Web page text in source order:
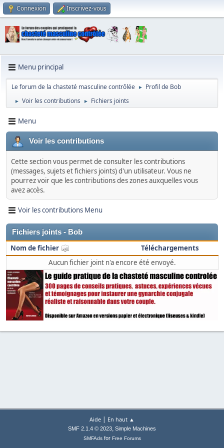
Connexion Inscrivez-vous
Menu principal
Le forum de la chasteté masculine contrôlée ► Profil de Bob
► Voir les contributions ► Fichiers joints
Menu
Voir les contributions
Cette section vous permet de consulter les contributions
(messages, sujets et fichiers joints) d'un utilisateur. Vous ne
pourrez voir que les contributions des zones auxquelles vous
avez accès.
Voir les contributions Menu
Fichiers joints - Bob
Nom de fichier
Téléchargements
Aucun fichier joint n'a encore été envoyé.
Aide | En haut ▲
SMF 2.1.4 © 2023, Simple Machines
SMFAdsfor Free Forums